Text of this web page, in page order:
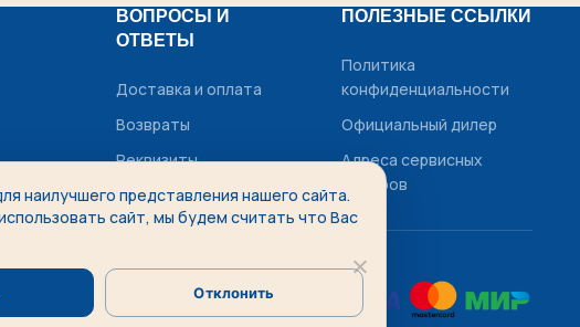
ВОПРОСЫ И
ОТВЕТЫ
Доставка и оплата
Возвраты
Реквизиты
Рассрочка
ПОЛЕЗНЫЕ ССЫЛКИ
Политика
конфиденциальности
Официальный дилер
Адреса сервисных
центров
наилучшего представления нашего сайта.
сайт, мы будем считать что Вас
Отклонить